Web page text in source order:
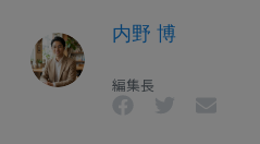
内野 博
編集長